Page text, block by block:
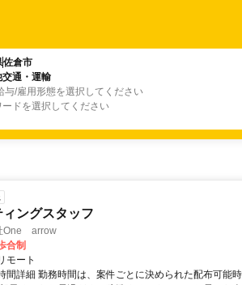
佐倉市
交通・運輸
与/雇用形態を選択してください
ードを選択してください
ィングスタッフ
One arrow
合制
モート
間詳細 勤務時間は、案件ごとに決められた配布可能